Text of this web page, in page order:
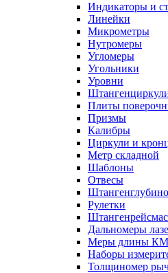
Индикаторы и
Линейки
Микрометры
Нутромеры
Угломеры
Угольники
Уровни
Плиты
Призмы
Калибры
Циркули и
Метр складной
Шаблоны
Отвесы
Рулетки
Дальномеры
Меры длины
Наборы
Толщиномер